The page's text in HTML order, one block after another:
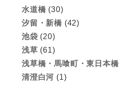
水道橋 (30)
汐留・新橋 (42)
池袋 (20)
浅草 (61)
浅草橋・馬喰町・東日本橋
清澄白河 (1)